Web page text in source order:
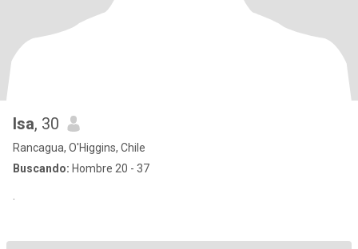
Isa, 30
Rancagua, O'Higgins, Chile
Buscando: Hombre 20 - 37